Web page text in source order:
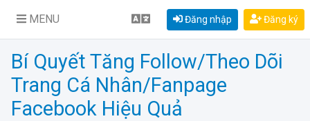
MENU Đăng nhập Đăng ký
Bí Quyết Tăng Follow/theo Dõi
Trang Cá Nhân/fanpage
Facebook Hiệu Quả